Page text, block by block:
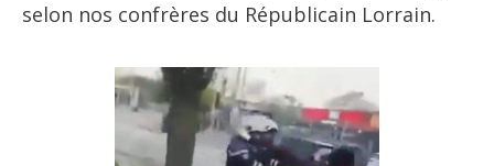
selon nos confrères du Républicain Lorrain.